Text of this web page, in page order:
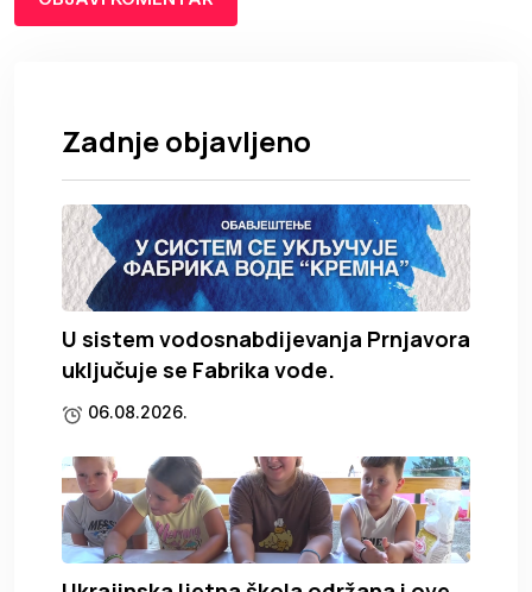
Zadnje objavljeno
U sistem vodosnabdijevanja Prnjavora
uključuje se Fabrika vode.
06.08.2026.